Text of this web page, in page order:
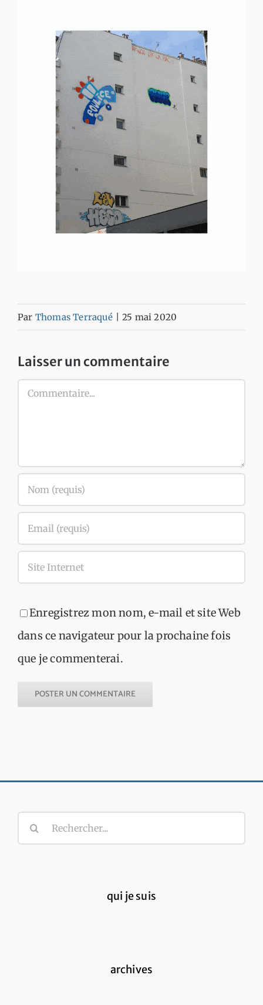
Par Thomas Terraqué 25 mai 2020
Laisser un commentaire
Commentaire
Enregistrez mon nom, e-mail et site Web
dans ce navigateur pour la prochaine fois
que je commenterai.
Rechercher:
qui je suis
archives